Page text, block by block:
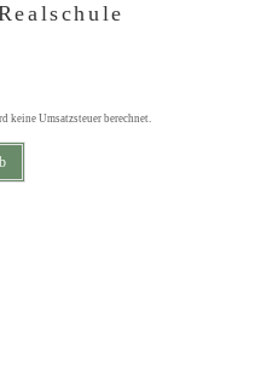
keine Umsatzsteuer berechnet.